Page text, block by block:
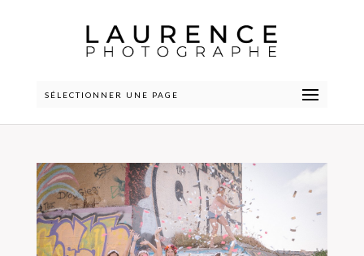
SÉLECTIONNER UNE PAGE